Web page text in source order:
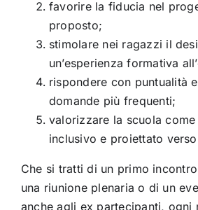
favorire la fiducia nel
proposto;
stimolare nei ragazzi il
un’esperienza formativa
rispondere con puntualità
domande più frequenti;
valorizzare la scuola
inclusivo e proiettato
Che si tratti di un primo
una riunione plenaria o di un
anche agli ex partecipanti, ogni